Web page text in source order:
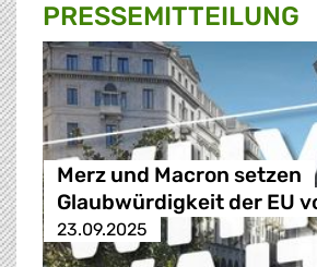
PRESSE­MITTEILUNG
Merz und Macron setzen
Glaubwürdigkeit der EU
23.09.2025